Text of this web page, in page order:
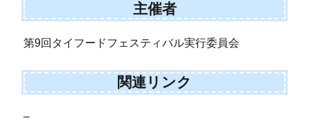
主催者
第9回タイフードフェスティバル実行委員会
関連リンク
–